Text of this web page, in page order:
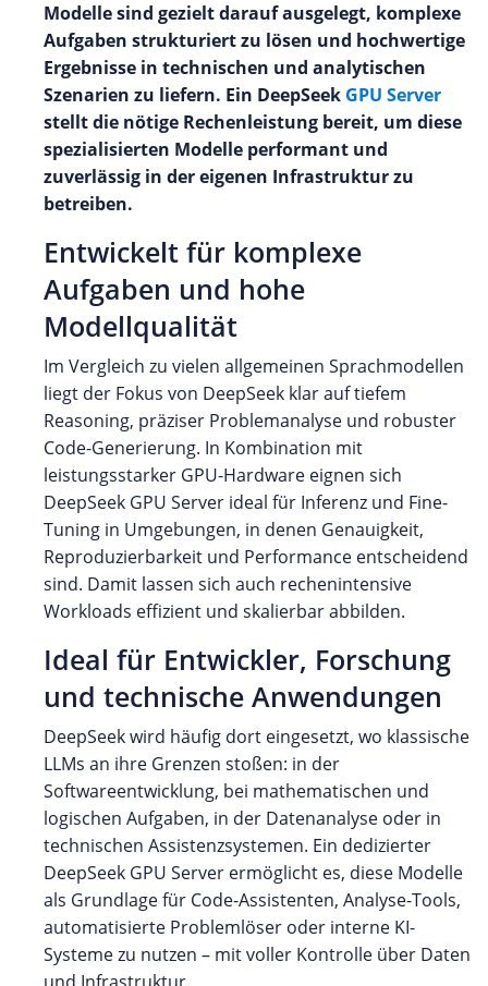
Modelle sind gezielt darauf ausgelegt, komplexe
Aufgaben strukturiert zu lösen und hochwertige
Ergebnisse in technischen und analytischen
Szenarien zu liefern. Ein DeepSeek GPU Server
stellt die nötige Rechenleistung bereit, um diese
spezialisierten Modelle performant und
zuverlässig in der eigenen Infrastruktur zu
betreiben.
Entwickelt für komplexe
Aufgaben und hohe
Modellqualität
Im Vergleich zu vielen allgemeinen Sprachmodellen
liegt der Fokus von DeepSeek klar auf tiefem
Reasoning, präziser Problemanalyse und robuster
Code-Generierung. In Kombination mit
leistungsstarker GPU-Hardware eignen sich
DeepSeek GPU Server ideal für Inferenz und Fine-
Tuning in Umgebungen, in denen Genauigkeit,
Reproduzierbarkeit und Performance entscheidend
sind. Damit lassen sich auch rechenintensive
Workloads effizient und skalierbar abbilden.
Ideal für Entwickler, Forschung
und technische Anwendungen
DeepSeek wird häufig dort eingesetzt, wo klassische
LLMs an ihre Grenzen stoßen: in der
Softwareentwicklung, bei mathematischen und
logischen Aufgaben, in der Datenanalyse oder in
technischen Assistenzsystemen. Ein dedizierter
DeepSeek GPU Server ermöglicht es, diese Modelle
als Grundlage für Code-Assistenten, Analyse-Tools,
automatisierte Problemlöser oder interne KI-
Systeme zu nutzen – mit voller Kontrolle über Daten